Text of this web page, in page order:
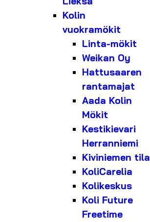
Kolin
vuokramökit
Linta-mökit
Weikan Oy
Hattusaaren
rantamajat
Aada Kolin
Mökit
Kestikievari
Herranniemi
Kiviniemen tila
KoliCarelia
Kolikeskus
Koli Future
Freetime